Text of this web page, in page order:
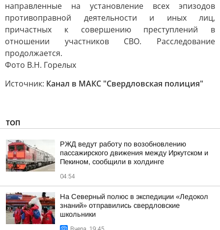
направленные на установление всех эпизодов
противоправной деятельности и иных лиц,
причастных к совершению преступлений в
отношении участников СВО. Расследование
продолжается.
Фото В.Н. Горелых
Источник: Канал в МАКС "Свердловская полиция"
ТОП
РЖД ведут работу по возобновлению
пассажирского движения между Иркутском и
Пекином, сообщили в холдинге
04:54
На Северный полюс в экспедиции «Ледокол
знаний» отправились свердловские
школьники